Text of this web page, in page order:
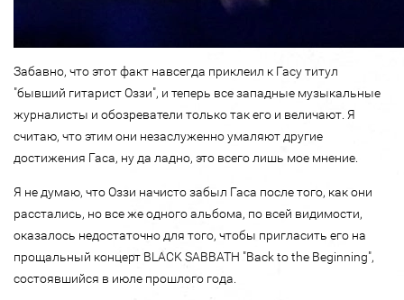
Забавно, что этот факт навсегда приклеил к Гасу титул
"бывший гитарист Оззи", и теперь все западные музыкальные
журналисты и обозреватели только так его и величают. Я
считаю, что этим они незаслуженно умаляют другие
достижения Гаса, ну да ладно, это всего лишь мое мнение.
Я не думаю, что Оззи начисто забыл Гаса после того, как они
расстались, но все же одного альбома, по всей видимости,
оказалось недостаточно для того, чтобы пригласить его на
прощальный концерт BLACK SABBATH "Back to the Beginning",
состоявшийся в июле прошлого года.